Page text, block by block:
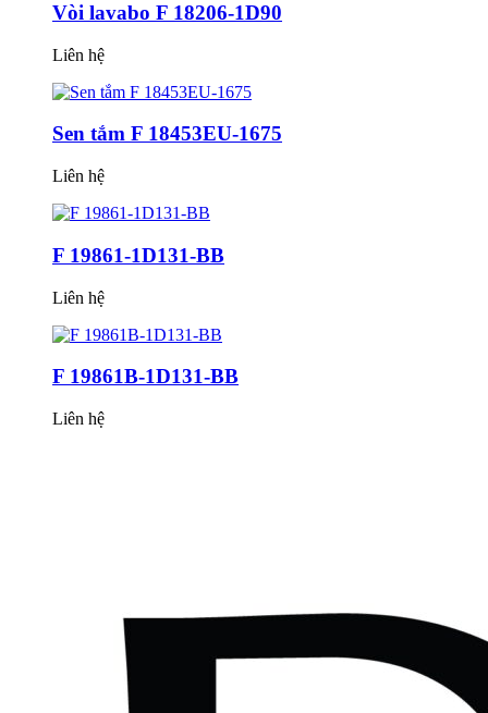
Vòi lavabo F 18206-1D90
Liên hệ
Sen tắm F 18453EU-1675
Liên hệ
F 19861-1D131-BB
Liên hệ
F 19861B-1D131-BB
Liên hệ